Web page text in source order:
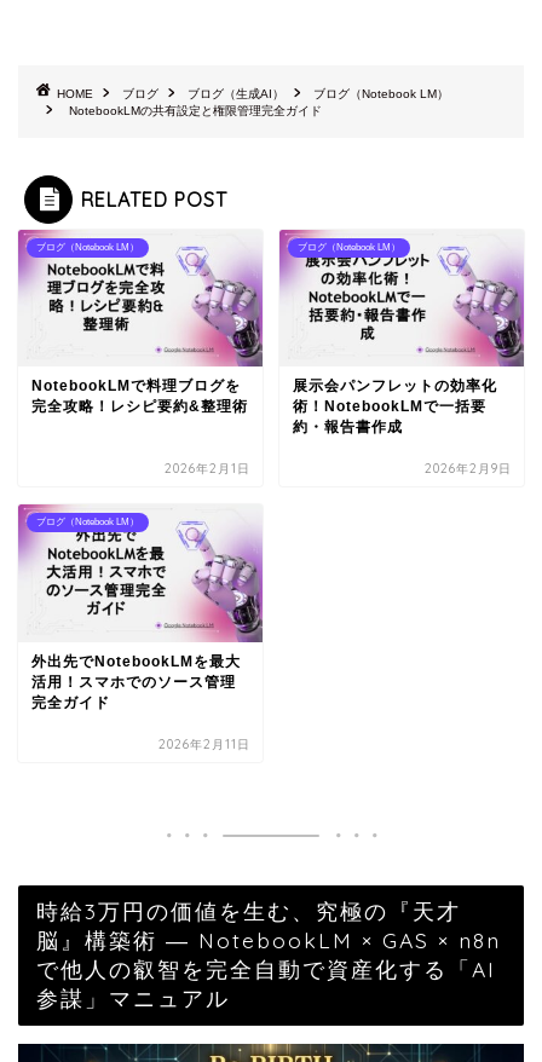
HOME ブログ ブログ（生成AI）
ブログ（Notebook LM）
NotebookLMの共有設定と権限管理完全ガイド
RELATED POST
ブログ（Notebook LM）
NotebookLMで料理ブログを
完全攻略！レシピ要約&整理術
2026年2月1日
ブログ（Notebook LM）
展示会パンフレットの効率化
術！NotebookLMで一括要
約・報告書作成
2026年2月9日
ブログ（Notebook LM）
外出先でNotebookLMを最大
活用！スマホでのソース管理
完全ガイド
2026年2月11日
時給3万円の価値を生む、究極の『天才
脳』構築術 ― NotebookLM × GAS × n8n
で他人の叡智を完全自動で資産化する「AI
参謀」マニュアル